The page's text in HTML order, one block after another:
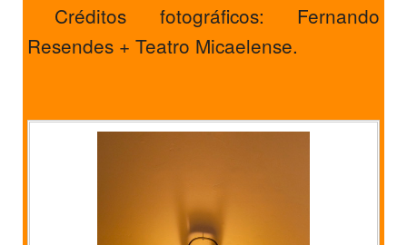
Créditos fotográficos: Fernando
Resendes + Teatro Micaelense.